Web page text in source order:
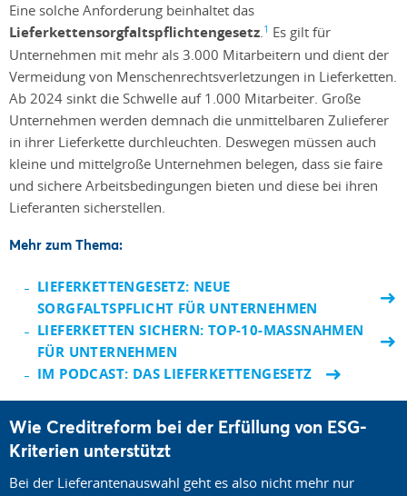
Eine solche Anforderung beinhaltet das
Lieferkettensorgfaltspflichtengesetz.1 Es gilt für
Unternehmen mit mehr als 3.000 Mitarbeitern und dient der
Vermeidung von Menschenrechtsverletzungen in Lieferketten.
Ab 2024 sinkt die Schwelle auf 1.000 Mitarbeiter. Große
Unternehmen werden demnach die unmittelbaren Zulieferer
in ihrer Lieferkette durchleuchten. Deswegen müssen auch
kleine und mittelgroße Unternehmen belegen, dass sie faire
und sichere Arbeitsbedingungen bieten und diese bei ihren
Lieferanten sicherstellen.
Mehr zum Thema:
LIEFERKETTENGESETZ: NEUE
SORGFALTSPFLICHT FÜR UNTERNEHMEN
LIEFERKETTEN SICHERN: TOP-10-MASSNAHMEN F
ÜR UNTERNEHMEN
IM PODCAST: DAS LIEFERKETTENGESETZ
Wie Creditreform bei der Erfüllung von ESG-
Kriterien unterstützt
Bei der Lieferantenauswahl geht es also nicht mehr nur